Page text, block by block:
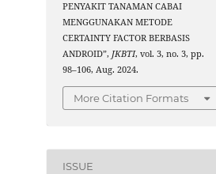
PENYAKIT TANAMAN CABAI
MENGGUNAKAN METODE
CERTAINTY FACTOR BERBASIS
ANDROID”,JKBTI, vol. 3, no. 3, pp.
98–106, Aug. 2024.
More Citation Formats
ISSUE